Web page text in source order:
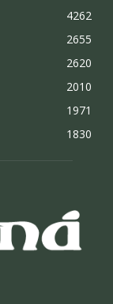
4262
2655
2620
2010
1971
1830